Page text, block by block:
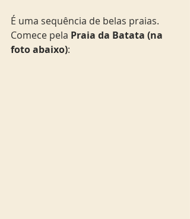
É uma sequência de belas praias.
Comece pela Praia da Batata (na
foto abaixo):